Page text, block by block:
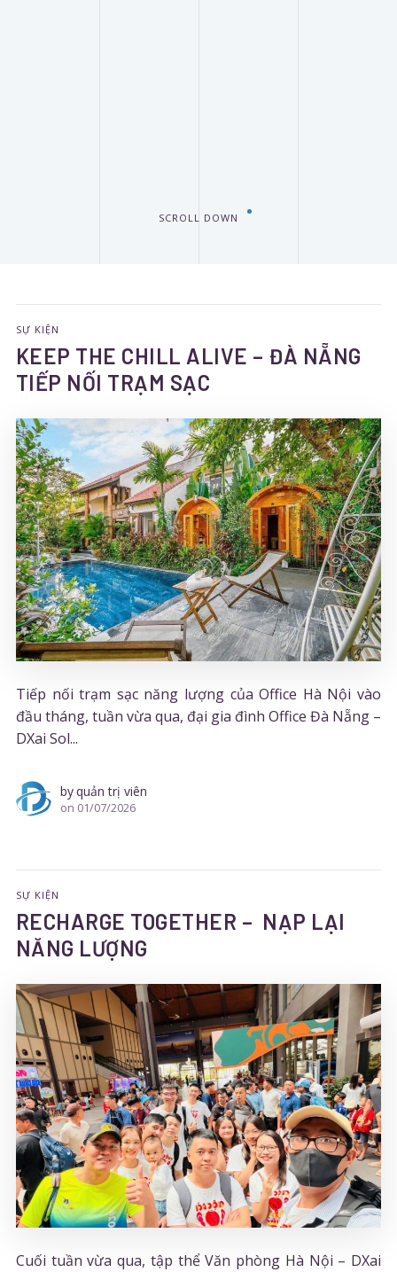
SCROLL DOWN
SỰ KIỆN
KEEP THE CHILL ALIVE – ĐÀ NẴNG
TIẾP NỐI TRẠM SẠC
Tiếp nối trạm sạc năng lượng của Office Hà Nội vào
đầu tháng, tuần vừa qua, đại gia đình Office Đà Nẵng –
DXai Sol...
byquản trị viên
on 01/07/2026
SỰ KIỆN
RECHARGE TOGETHER – NẠP LẠI
NĂNG LƯỢNG
Cuối tuần vừa qua, tập thể Văn phòng Hà Nội – DXai